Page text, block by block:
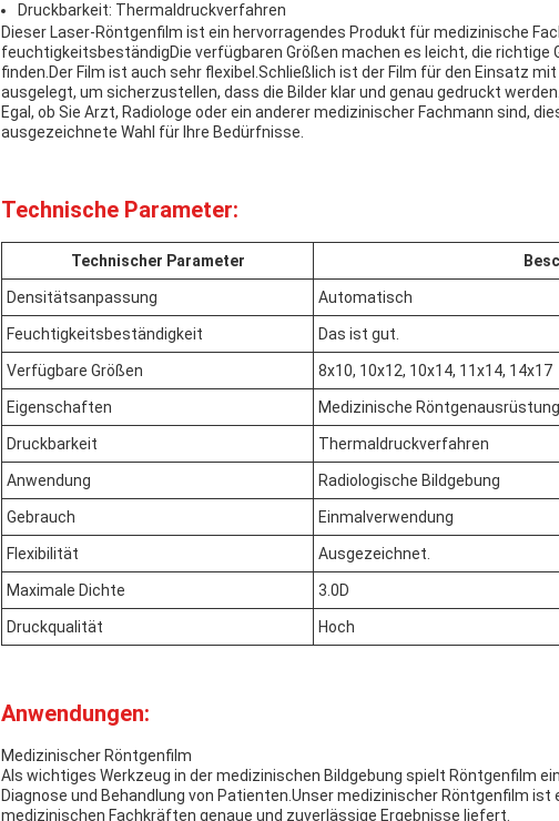
Druckbarkeit: Thermaldruckverfahren
Dieser Laser-Röntgenfilm ist ein hervorragendes Produkt für medizinische
feuchtigkeitsbeständigDie verfügbaren Größen machen es leicht, die richtige
finden.Der Film ist auch sehr flexibel.Schließlich ist der Film für den Einsatz
ausgelegt, um sicherzustellen, dass die Bilder klar und genau gedruckt werden.
Egal, ob Sie Arzt, Radiologe oder ein anderer medizinischer Fachmann sind,
ausgezeichnete Wahl für Ihre Bedürfnisse.
Technische Parameter:
Technischer Parameter
Densitätsanpassung Automatisch
Feuchtigkeitsbeständigkeit Das ist gut.
Verfügbare Größen 8x10, 10x12, 10x14, 11x14, 14x17
Eigenschaften Medizinische
Druckbarkeit Thermaldruckverfahren
Anwendung Radiologische Bildgebung
Gebrauch Einmalverwendung
Flexibilität Ausgezeichnet.
Maximale Dichte 3.0D
Druckqualität Hoch
Anwendungen:
Medizinischer Röntgenfilm
Als wichtiges Werkzeug in der medizinischen Bildgebung spielt Röntgenfilm
Diagnose und Behandlung von Patienten.Unser medizinischer Röntgenfilm
medizinischen Fachkräften genaue und zuverlässige Ergebnisse liefert.